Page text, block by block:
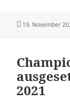
Veröffentlicht
19. November
2021